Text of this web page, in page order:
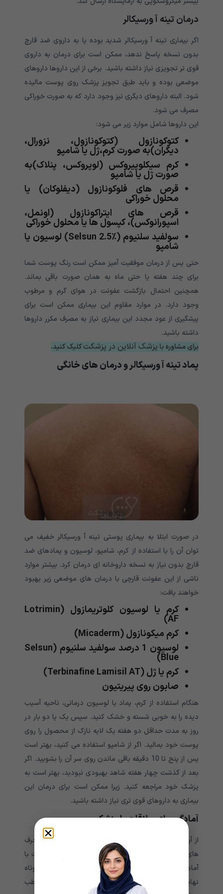
درمان تینه آ ورسیکالر
اگر بیماری تینه آ ورسیکالر شدید بوده یا به داروی ضد قارچ
بدون نسخه پاسخ ندهد، ممکن است برای درمان به داروی
قوی تر تجویزی نیاز داشته باشید. برخی از این داروها داروهای
موضعی بوده و باید طبق تجویز پزشک روی پوست مالیده
شود. البته داروهای دیگری نیز وجود دارد که به صورت خوراکی
مصرف می شود.
این داروها شامل موارد زیر می شود:
کتوکونازول (کتوکونازول، نزورال،
دیگران)به صورت کرم،ژل یا شامپو
کرم سیکلوپیروکس (لوپروکس، پنلاک)به
صورت ژل یا شامپو
قرص های فلوکونازول (دیفلوکان) یا
محلول خوراکی
قرص های ایتراکونازول (اونمل،
اسپورانوکس)، کپسول ها یا محلول خوراکی
سولفید سلنیوم (Selsun 2.5٪) لوسیون یا
شامپو
حتی پس از درمان موفقیت آمیز ممکن است رنگ پوست شما
برای چند هفته یا حتی ماه به همان صورت باقی بماند.
همچنین احتمال بازگشت عفونت در هوای گرم و مرطوب
وجود دارد. در موارد مقاوم این بیماری ممکن است برای
پیشگیری از عود مجدد این بیماری نیاز به مصرف مکرر داروها
داشته باشید.
برای مشاوره با پزشک آنلاین در پزشکتکلیک کنید.
پماد تینه آ ورسیکالر و درمان های خانگی
در صورت ابتلا به بیماری پوستی تینه آ ورسیکالر خفیف می
توان آن را با استفاده از کرم، شامپو، لوسیون و پمادهای ضد
قارچ بدون نیاز به نسخه داروخانه ای درمان کرد. بیشتر موارد
ناشی از این عفونت قارچی با درمان های موضعی زیر بهبود
خواهند یافت:
کرم یا لوسیون کلوتریمازول (Lotrimin
AF)
کرم میکونازول (Micaderm)
لوسیون 1 درصد سولفید سلنیوم (Selsun
Blue)
کرم یا ژل (Terbinafine Lamisil AT)
صابون روی پیریتیون
هنگام استفاده از کرم، پماد یا لوسیون درمانی، ناحیه آسیب
دیده را به خوبی شسته و خشک کنید. سپس یک یا دو بار در
روز به مدت حداقل دو هفته یک لایه نازک از محصول را روی
پوست خود بمالید. اگر از شامپو استفاده می کنید، بهتر است
پس از پنج تا 10 دقیقه باقی ماندن روی سر آن را بشویید. اگر
بعد از گذشت چهار هفته شاهد بهبودی نبودید، بهتر است به
پزشک خود مراجعه کنید. زیرا ممکن است برای درمان این
بیماری به داروهای قوی تری نیاز داشته باشید.
آمادگی برای ملاقات با پزشک
از آن جایی که مدت زمان ملاقات با پزشک کوتاه بوده و حرف
های زیادی برای گفتن خواهید داشت. در نتیجه بهتر است با
آمادگی کامل به پزشک مراجعه کرده و از این زمان کوتاه
نهایت استفاده را ببرید. بهتر است قبل از حضور در مطب